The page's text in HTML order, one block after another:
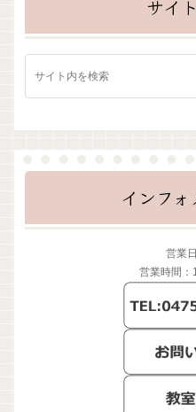
サイ
インフ
営業
営業時間